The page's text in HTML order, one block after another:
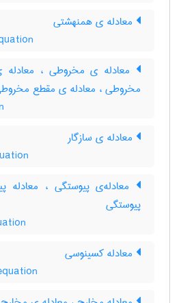
معادله ی همنهشتی
معادله ی مخروطی ،
مخروطی ، معادله ی مقطع
معادله ی سازگار
معادله‌ی پیوستگی ، معادله
پیوستگی
معادله کسینوسی